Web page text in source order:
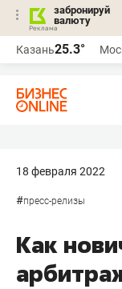
забронируй
валюту
Казань25.3°
18 февраля 2022
#пресс-релизы
Как